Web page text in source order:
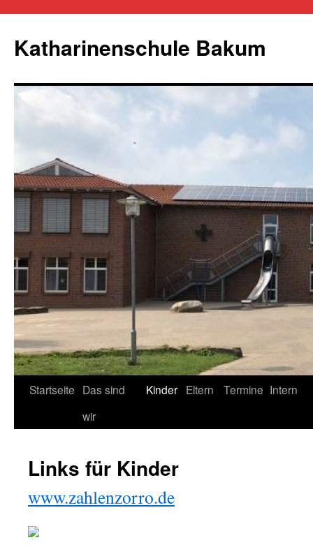
springen
Katharinenschule Bakum
Startseite Das sind
wir
Kinder Eltern Termine Intern
Links für Kinder
www.zahlenzorro.de